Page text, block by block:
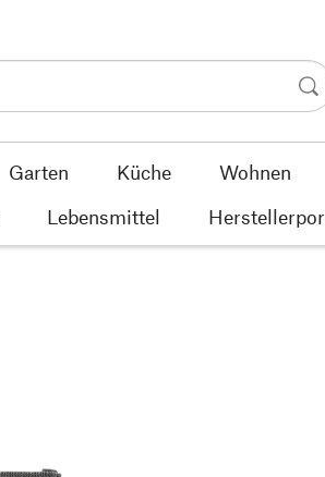
Garten Küche Wohnen
Lebensmittel